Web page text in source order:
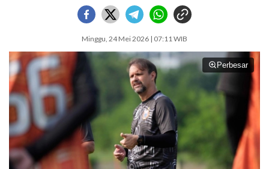
Minggu, 24 Mei 2026 | 07:11 WIB
Perbesar